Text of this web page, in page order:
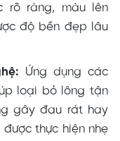
rõ ràng, màu lên
độ bền đẹp lâu
Ứng dụng các
loại bỏ lông tận
gây đau rát hay
được thực hiện nhẹ